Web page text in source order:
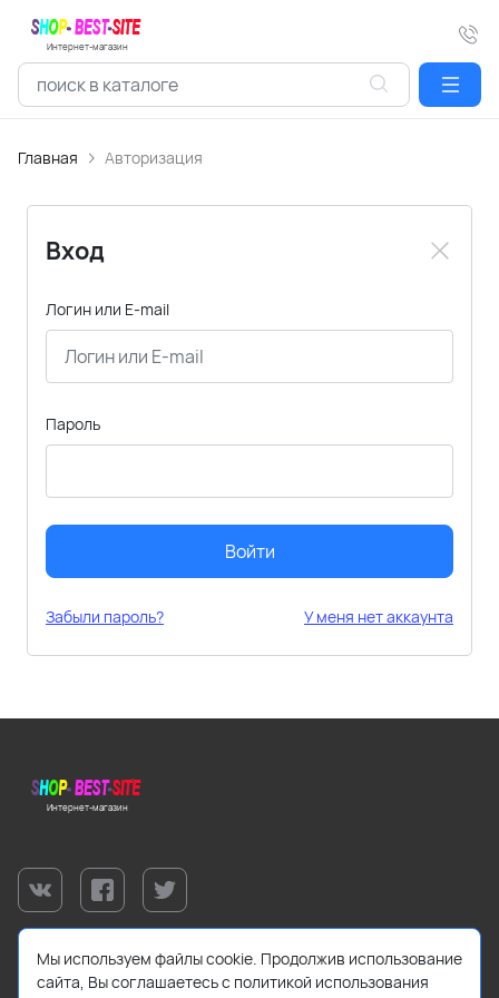
Интернет-магазин
Главная Авторизация
Вход
Логин или E-mail
Пароль
Войти
Забыли пароль? У меня нет аккаунта
Интернет-магазин
Мы используем файлы cookie. Продолжив использование
сайта, Вы соглашаетесь с политикой использования